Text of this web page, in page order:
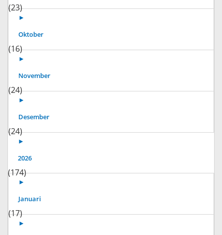
(23)
►
Oktober
(16)
►
November
(24)
►
Desember
(24)
►
2026
(174)
►
Januari
(17)
►